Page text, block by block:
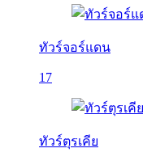
ทัวร์จอร์แดน
17
ทัวร์ตุรเคีย